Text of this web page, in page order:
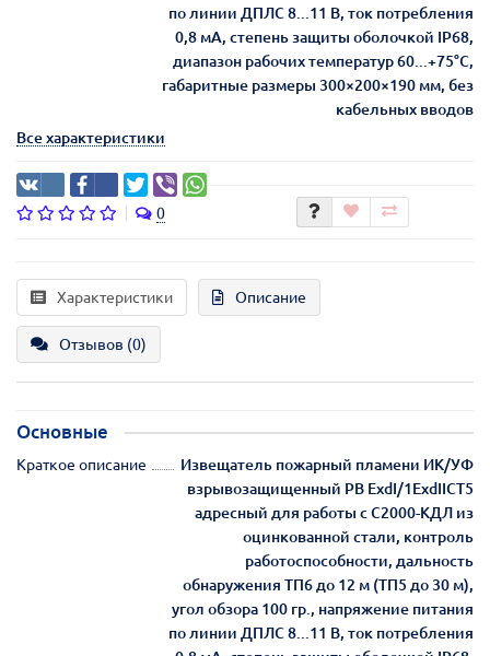
по линии ДПЛС 8...11 В, ток потребления
0,8 мА, степень защиты оболочкой IP68,
диапазон рабочих температур 60...+75°С,
габаритные размеры 300×200×190 мм, без
кабельных вводов
Все характеристики
0
Характеристики Описание
Отзывов (0)
Основные
Краткое описание
Извещатель пожарный пламени ИК/УФ
взрывозащищенный РВ ExdI/1ExdIICT5
адресный для работы с С2000-КДЛ из
оцинкованной стали, контроль
работоспособности, дальность
обнаружения ТП6 до 12 м (ТП5 до 30 м),
угол обзора 100 гр., напряжение питания
по линии ДПЛС 8...11 В, ток потребления